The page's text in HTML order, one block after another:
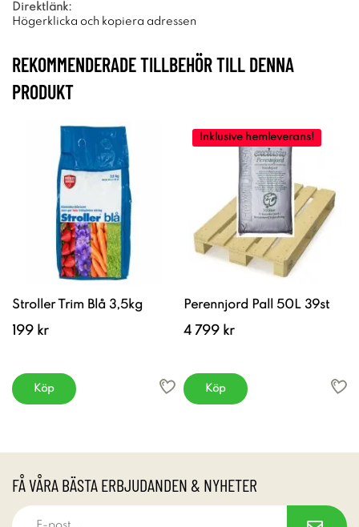
Direktlänk:
Högerklicka och kopiera adressen
REKOMMENDERADE TILLBEHÖR TILL DENNA
PRODUKT
Stroller Trim Blå 3,5kg
199 kr
Köp
Inklusive hemleverans!
Perennjord Pall 50L 39st
4 799 kr
Köp
FÅ VÅRA BÄSTA ERBJUDANDEN & NYHETER